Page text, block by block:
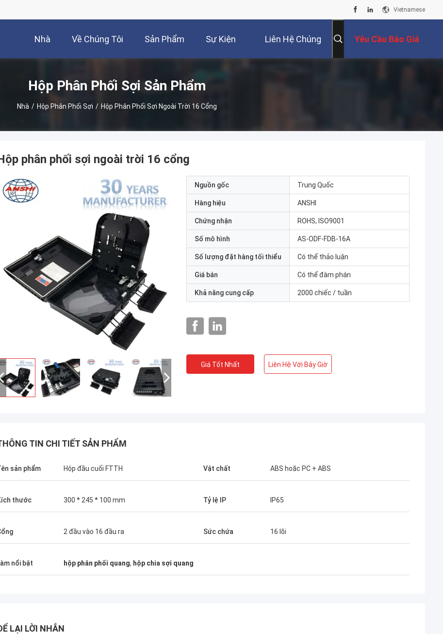
Vietnamese
Nhà Về Chúng Tôi Sản Phẩm Sự Kiện Liên Hệ Chúng Yêu Cầu Báo Giá
Hộp Phân Phối Sợi Sản Phẩm
Nhà / Hộp Phân Phối Sợi / Hộp Phân Phối Sợi Ngoài Trời 16 Cổng
phân phối sợi ngoài trời 16 cổng
Nguồn gốc Trung Quốc
Hàng hiệu ANSHI
Chứng nhận ROHS, ISO9001
Số mô hình AS-ODF-FDB-16A
Số lượng đặt hàng tối thiểu Có thể thảo luận
Giá bán Có thể đàm phán
Khả năng cung cấp 2000 chiếc / tuần
Giá Tốt Nhất Liên Hệ Với Bây Giờ
TIN CHI TIẾT SẢN PHẨM
sản phẩm Hộp đầu cuối FTTH Vật chất ABS hoặc PC + ABS
thước 300 * 245 * 100 mm Tỷ lệ IP IP65
2 đầu vào 16 đầu ra Sức chứa 16 lõi
nổi bật hộp phân phối quang, hộp chia sợi quang
LẠI LỜI NHẮN